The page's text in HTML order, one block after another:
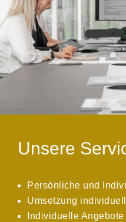
Unsere
Persönliche und
Umsetzung
Individuelle Angebote